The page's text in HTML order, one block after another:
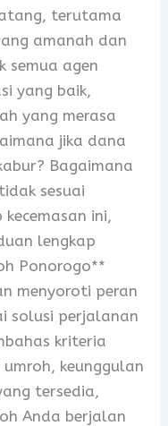
terutama
amanah dan
semua agen
yang baik,
yang merasa
jika dana
Bagaimana
sesuai
ini,
lengkap
Ponorogo**
menyoroti peran
solusi perjalanan
kriteria
keunggulan
tersedia,
Anda berjalan